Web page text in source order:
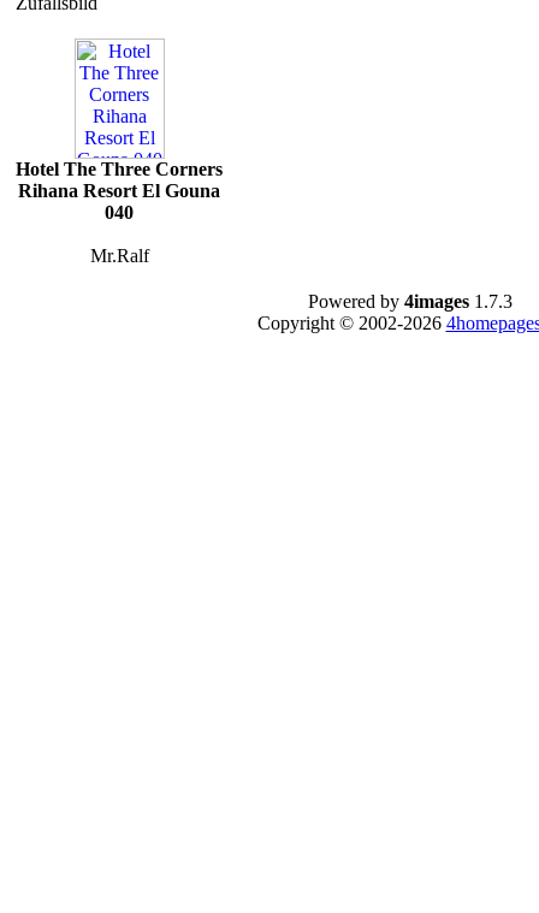
Hotel The Three Corners
Rihana Resort El Gouna
040
Mr.Ralf
Powered by 4images 1.7.3
Copyright © 2002-2026